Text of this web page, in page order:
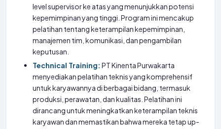
level supervisor ke atas yang menunjukkan potensi
kepemimpinan yang tinggi. Program ini mencakup
pelatihan tentang keterampilan kepemimpinan,
manajemen tim, komunikasi, dan pengambilan
keputusan.
Technical Training: PT Kinenta Purwakarta
menyediakan pelatihan teknis yang komprehensif
untuk karyawannya di berbagai bidang, termasuk
produksi, perawatan, dan kualitas. Pelatihan ini
dirancang untuk meningkatkan keterampilan teknis
karyawan dan memastikan bahwa mereka tetap up-